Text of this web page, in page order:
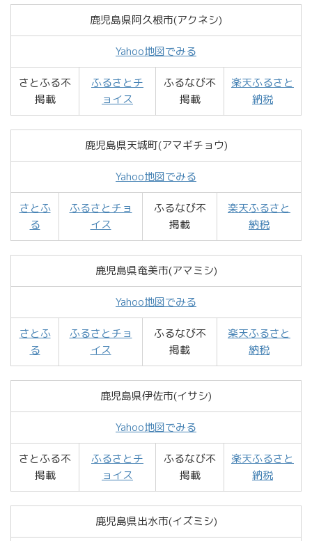
鹿児島県阿久根市(アクネシ)
Yahoo地図でみる
さとふる不
掲載
ふるさとチ
ョイス
ふるなび不
掲載
楽天ふるさと
納税
鹿児島県天城町(アマギチョウ)
Yahoo地図でみる
さとふ
る
ふるさとチョ
イス
ふるなび不
掲載
楽天ふるさと
納税
鹿児島県奄美市(アマミシ)
Yahoo地図でみる
さとふ
る
ふるさとチョ
イス
ふるなび不
掲載
楽天ふるさと
納税
鹿児島県伊佐市(イサシ)
Yahoo地図でみる
さとふる不
掲載
ふるさとチ
ョイス
ふるなび不
掲載
楽天ふるさと
納税
鹿児島県出水市(イズミシ)